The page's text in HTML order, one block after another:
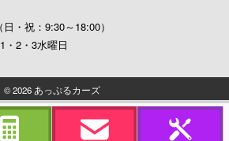
・祝：9:30～18:00）
・2・3水曜日
© 2026 あっぷるカーズ